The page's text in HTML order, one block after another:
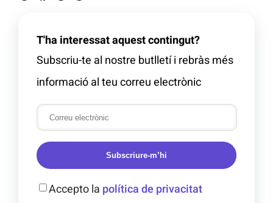
T'ha interessat aquest contingut?
Subscriu-te al nostre butlletí i rebràs més
informació al teu correu electrònic
Subscriure-m’hi
Accepto la política de privacitat